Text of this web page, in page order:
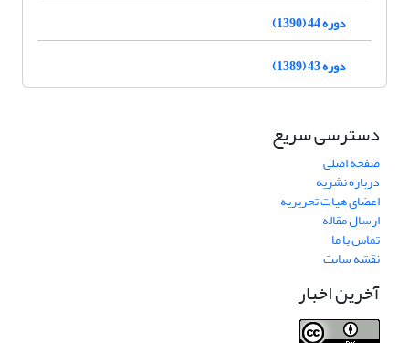
دوره 44 (1390)
دوره 43 (1389)
دسترسی سریع
صفحه اصلی
درباره نشریه
اعضای هیات تحریریه
ارسال مقاله
تماس با ما
نقشه سایت
آخرین اخبار